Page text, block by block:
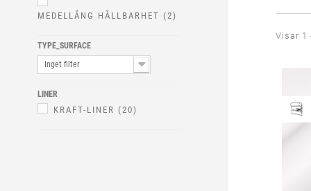
MEDELLÅNG HÅLLBARHET (2)
TYPE_SURFACE
Inget filter
LINER
KRAFT-LINER (20)
Visar 1